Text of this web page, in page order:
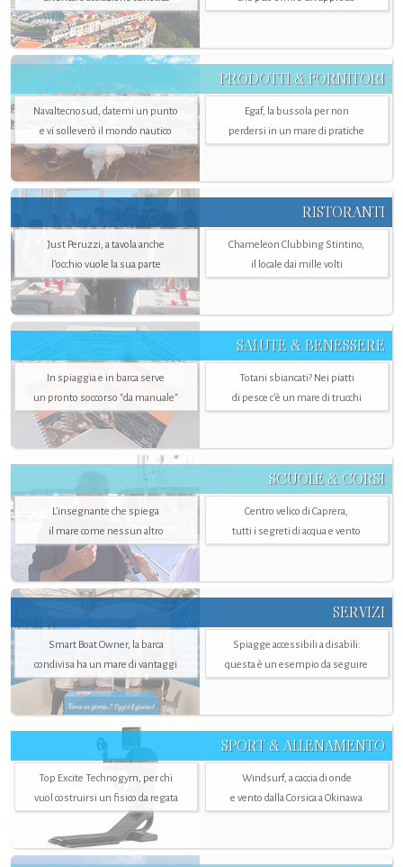
PRODOTTI & FORNITORI
Navaltecnosud, datemi un punto
e vi solleverò il mondo nautico
Egaf, la bussola per non
perdersi in un mare di pratiche
RISTORANTI
Just Peruzzi, a tavola anche
l’occhio vuole la sua parte
Chameleon Clubbing Stintino,
il locale dai mille volti
SALUTE & BENESSERE
In spiaggia e in barca serve
un pronto soccorso "da manuale"
Totani sbiancati? Nei piatti
di pesce c'è un mare di trucchi
SCUOLE & CORSI
L'insegnante che spiega
il mare come nessun altro
Centro velico di Caprera,
tutti i segreti di acqua e vento
SERVIZI
Smart Boat Owner, la barca
condivisa ha un mare di vantaggi
Spiagge accessibili a disabili:
questa è un esempio da seguire
SPORT & ALLENAMENTO
Top Excite Technogym, per chi
vuol costruirsi un fisico da regata
Windsurf, a caccia di onde
e vento dalla Corsica a Okinawa